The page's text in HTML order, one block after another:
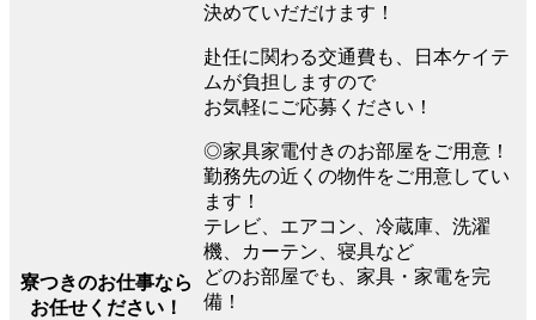
寮つきのお仕事なら
お任せください！
決めていだだけます！
赴任に関わる交通費も、日本ケイテ
ムが負担しますので
お気軽にご応募ください！
◎家具家電付きのお部屋をご用意！
勤務先の近くの物件をご用意してい
ます！
テレビ、エアコン、冷蔵庫、洗濯
機、カーテン、寝具など
どのお部屋でも、家具・家電を完
備！